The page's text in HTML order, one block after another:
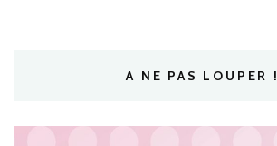
A NE PAS LOUPER !